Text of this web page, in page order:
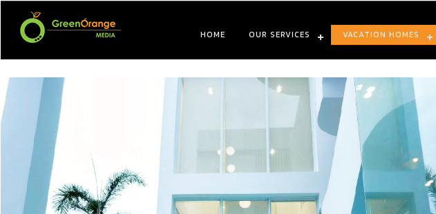
HOME OUR SERVICES VACATION HOMES